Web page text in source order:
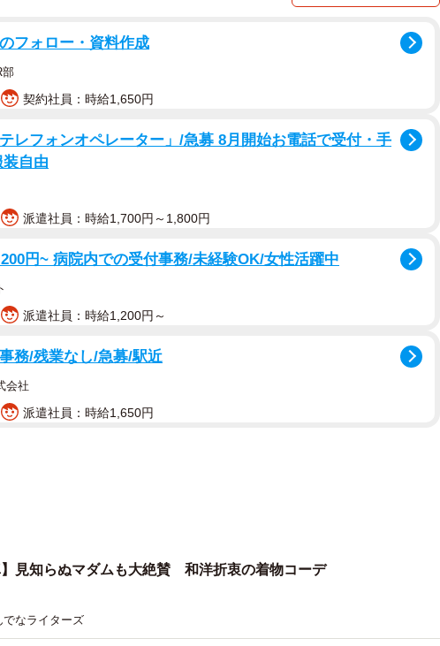
フォロー・資料作成
部
契約社員：時給1,650円
レフォンオペレーター」/急募 8月開始お電話で受付・手
自由
派遣社員：時給1,700円～1,800円
円~ 病院内での受付事務/未経験OK/女性活躍中
派遣社員：時給1,200円～
務/残業なし/急募/駅近
会社
派遣社員：時給1,650円
】見知らぬマダムも大絶賛 和洋折衷の着物コーデ
でなライターズ